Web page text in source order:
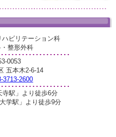
ビリテーション科
整形外科
0053
五本木2-6-14
3713-2600
寺駅」より徒歩6分
学駅」より徒歩9分